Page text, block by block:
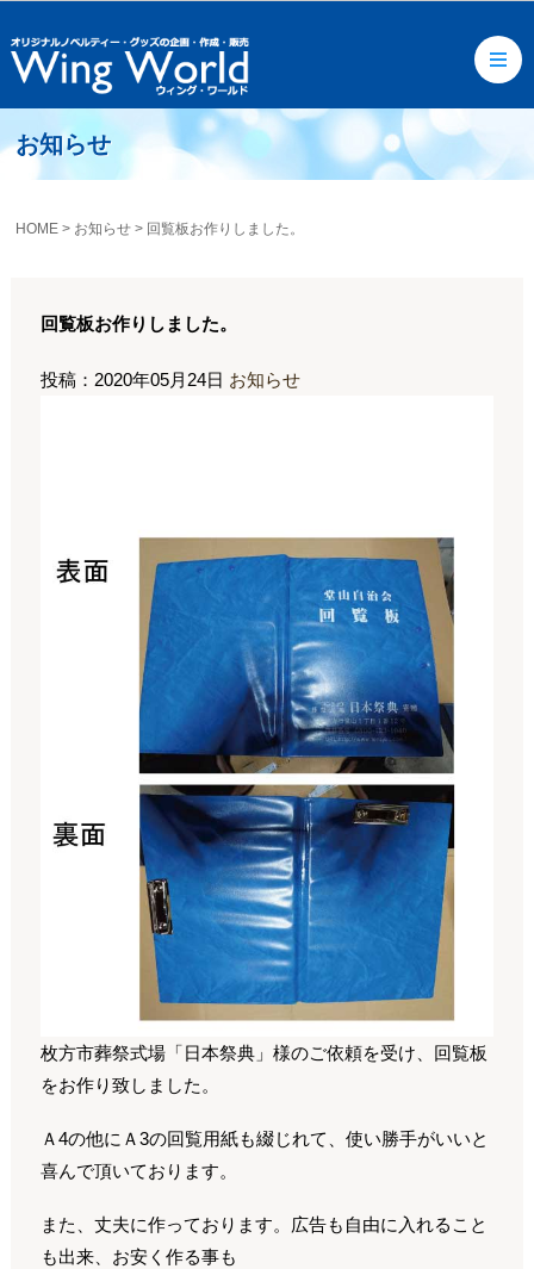
お知らせ
HOME > お知らせ > 回覧板お作りしました。
回覧板お作りしました。
投稿：2020年05月24日 お知らせ
枚方市葬祭式場「日本祭典」様のご依頼を受け、回覧板
をお作り致しました。
Ａ4の他にＡ3の回覧用紙も綴じれて、使い勝手がいいと
喜んで頂いております。
また、丈夫に作っております。広告も自由に入れること
も出来、お安く作る事も